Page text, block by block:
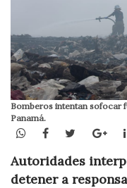
Bomberos intentan sofocar
Panamá.
WhatsApp
Facebook
Twitter
Autoridades
detener a